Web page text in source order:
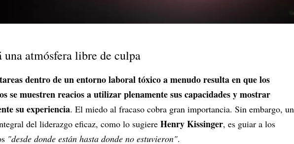
una atmósfera libre de culpa
dentro de un entorno laboral tóxico a menudo resulta en que los
se muestren reacios a utilizar plenamente sus capacidades y mostrar
su experiencia. El miedo al fracaso cobra gran importancia. Sin embargo, un
del liderazgo eficaz, como lo sugiere Henry Kissinger, es guiar a los
"desde donde están hasta donde no estuvieron".